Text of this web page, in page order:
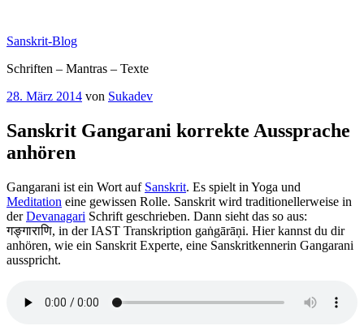
springen
Sanskrit-Blog
Schriften – Mantras – Texte
Veröffentlicht
28. März 2014 von Sukadev
Sanskrit Gangarani korrekte Aussprache
anhören
Gangarani ist ein Wort auf Sanskrit. Es spielt in Yoga und
Meditation eine gewissen Rolle. Sanskrit wird traditionellerweise in
derDevanagari Schrift geschrieben. Dann sieht das so aus:
गङ्गाराणि, in der IAST Transkription gaṅgārāṇi. Hier kannst du dir
anhören, wie ein Sanskrit Experte, eine Sanskritkennerin Gangarani
ausspricht.